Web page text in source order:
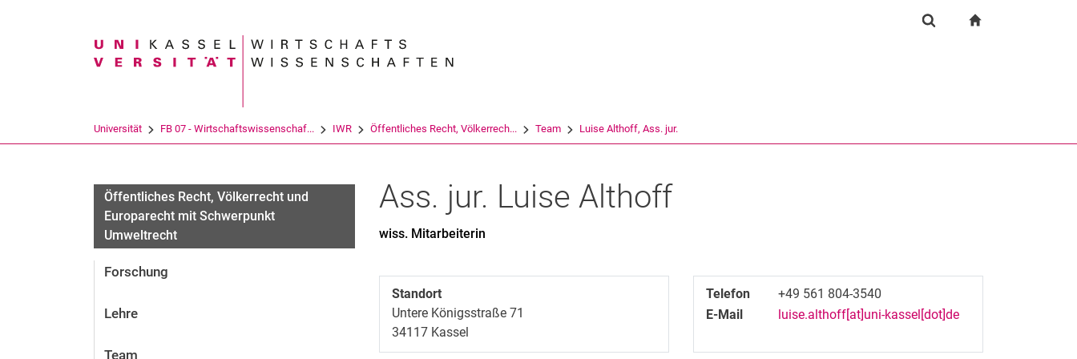
Suchbegriff
Universität FB 07 - Wirtschaftswissenschaf... IWR Öffentliches Recht, Völkerrech... Team Luise Althoff, Ass. jur.
Öffentliches Recht, Völkerrecht und
Europarecht mit Schwerpunkt
Umweltrecht
Forschung
Lehre
Team
Ass. jur. LuiseAlthoff
wiss. Mitarbeiterin
Standort
Untere Königsstraße 71
34117 Kassel
Telefon
+49 561 804-3540
E-Mail
luise.althoff[at]uni-kassel[dot]de